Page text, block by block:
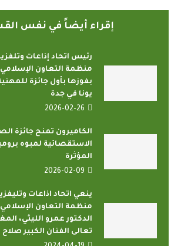
إقراء أيضاً في نفس
رئيس اتحاد إذاعات
منظمة التعاون
بفوزها بأول جائزة
يونا في جدة
2026-02-26
الكاميرون تمنح جائزة
الاستقصائية لمبوه
المؤثرة
2026-02-09
ينعي اتحاد اذاعات
منظمة التعاون الإسلامي
الدكتور عمرو الليثي،
تعالى الفنان الكبير